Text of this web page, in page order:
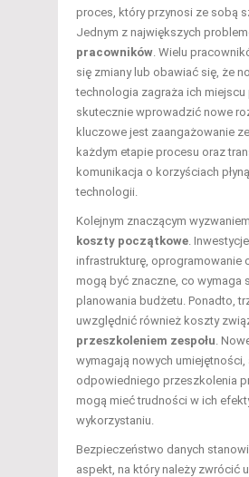
proces, który przynosi ze sobą
Jednym z największych
pracowników . Wielu
się zmiany lub obawiać się, że
technologia zagraża ich miejscu
skutecznie wprowadzić nowe
kluczowe jest zaangażowanie
każdym etapie procesu oraz
komunikacja o korzyściach
technologii.
Kolejnym znaczącym
koszty początkowe .
infrastrukturę, oprogramowanie
mogą być znaczne, co wymaga
planowania budżetu. Ponadto,
uwzględnić również koszty
przeszkoleniem zespołu .
wymagają nowych umiejętności,
odpowiedniego przeszkolenia
mogą mieć trudności w ich
wykorzystaniu.
Bezpieczeństwo danych
aspekt, na który należy zwrócić